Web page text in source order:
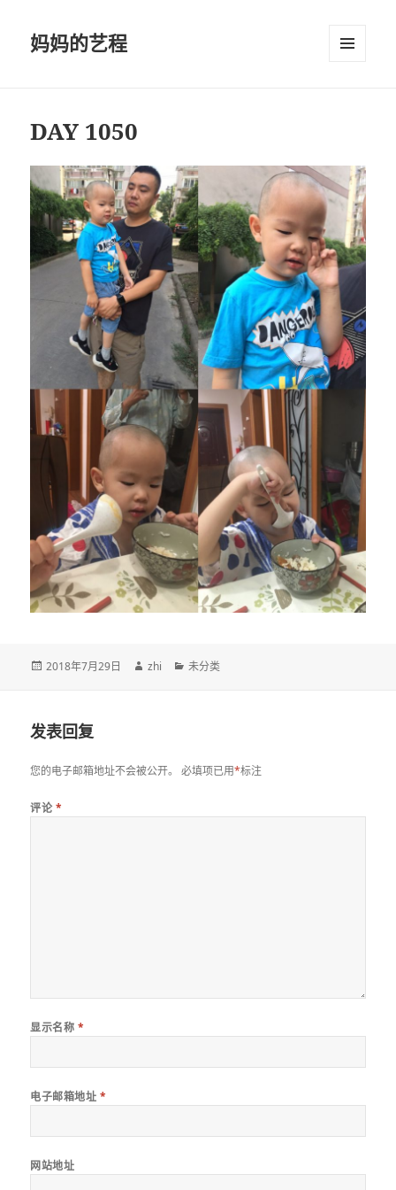
妈妈的艺程
DAY 1050
发
2018年7月29日
作
zhi
分
未分类
发表回复
您的电子邮箱地址不会被公开。 必填项已用*标注
评论 *
显示名称 *
电子邮箱地址 *
网站地址